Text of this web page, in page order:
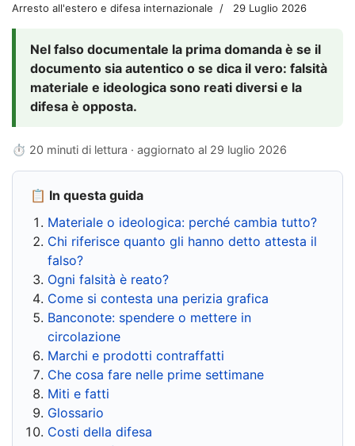
Arresto all'estero e difesa internazionale 29 Luglio 2026
Nel falso documentale la prima domanda è se il
documento sia autentico o se dica il vero: falsità
materiale e ideologica sono reati diversi e la
difesa è opposta.
⏱ 20 minuti di lettura · aggiornato al 29 luglio 2026
📋 In questa guida
Materiale o ideologica: perché cambia tutto?
Chi riferisce quanto gli hanno detto attesta il
falso?
Ogni falsità è reato?
Come si contesta una perizia grafica
Banconote: spendere o mettere in
circolazione
Marchi e prodotti contraffatti
Che cosa fare nelle prime settimane
Miti e fatti
Glossario
Costi della difesa